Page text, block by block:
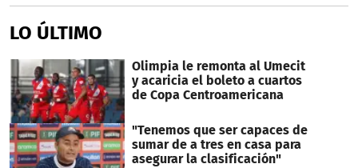
LO ÚLTIMO
Olimpia le remonta al Umecit
y acaricia el boleto a cuartos
de Copa Centroamericana
"Tenemos que ser capaces de
sumar de a tres en casa para
asegurar la clasificación"